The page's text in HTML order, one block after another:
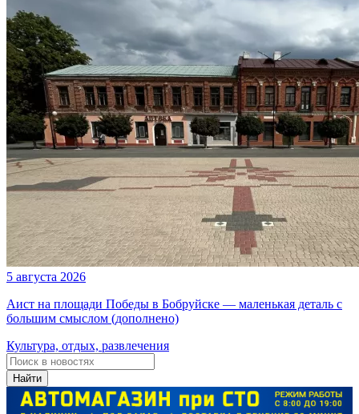
5 августа 2026
Аист на площади Победы в Бобруйске — маленькая деталь с
большим смыслом (дополнено)
Культура, отдых, развлечения
Найти